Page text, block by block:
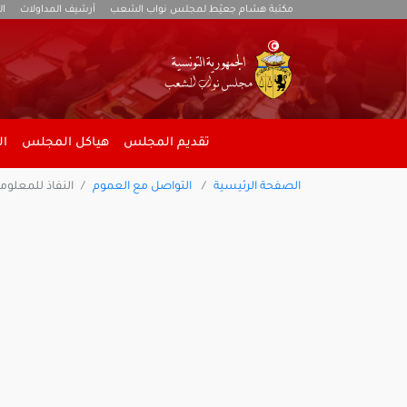
مكتبة هشام جعيّط لمجلس نواب الشعب أرشيف المداولات
تقديم المجلس هياكل المجلس
الصفحة الرئيسية التواصل مع العموم النفاذ